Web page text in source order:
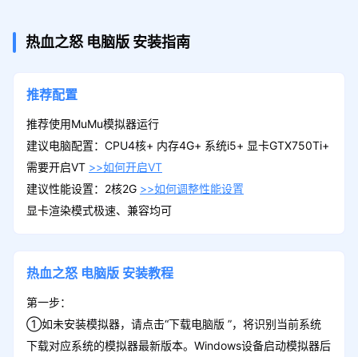
热血之怒 电脑版 安装指南
推荐配置
推荐使用MuMu模拟器运行
建议电脑配置：CPU4核+ 内存4G+ 系统i5+ 显卡GTX750Ti+
需要开启VT >>如何开启VT
建议性能设置：2核2G >>如何调整性能设置
显卡渲染模式极速、兼容均可
热血之怒 电脑版 安装教程
第一步：
①如未安装模拟器，请点击“下载电脑版 ”，将识别当前系统
下载对应系统的模拟器最新版本。Windows设备启动模拟器后